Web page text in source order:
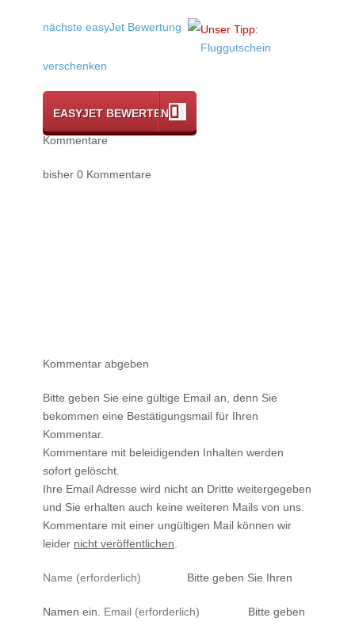
nächste easyJet Bewertung
Unser Tipp:
Fluggutschein
verschenken
EASYJET BEWERTEN
Kommentare
bisher 0 Kommentare
Kommentar abgeben
Bitte geben Sie eine gültige Email an, denn Sie
bekommen eine Bestätigungsmail für Ihren
Kommentar.
Kommentare mit beleidigenden Inhalten werden
sofort gelöscht.
Ihre Email Adresse wird nicht an Dritte weitergegeben
und Sie erhalten auch keine weiteren Mails von uns.
Kommentare mit einer ungültigen Mail können wir
leider nicht veröffentlichen
Bitte geben Sie Ihren
Namen ein. Bitte geben